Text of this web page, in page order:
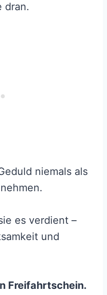
dran.
niemals als
es verdient –
und
Freifahrtschein.